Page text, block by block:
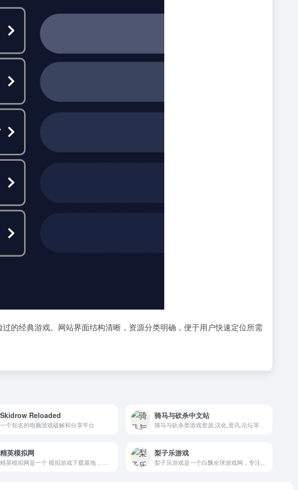
的经典游戏。网站界面结构清晰，资源分类明确，便于用户快速定位所需
Skidrow Reloaded
一个知名的电脑游戏破解和分享平台
骑马与砍杀中文站
骑马与砍杀类游戏资源,汉化,资讯,论坛等
精英模拟网 梨子乐游戏